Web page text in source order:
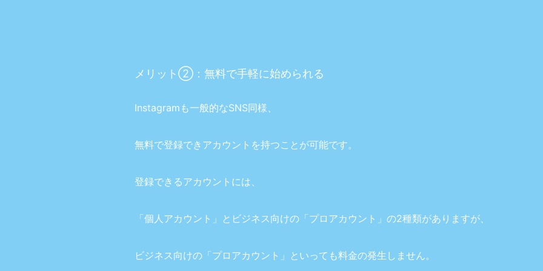
メリット②：無料で手軽に始められる
Instagramも一般的なSNS同様、
無料で登録できアカウントを持つことが可能です。
登録できるアカウントには、
「個人アカウント」とビジネス向けの「プロアカウント」の2種類がありますが、
ビジネス向けの「プロアカウント」といっても料金の発生しません。